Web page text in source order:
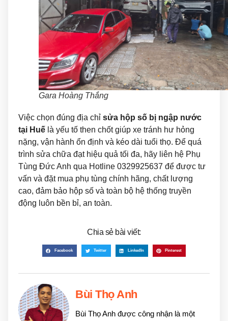
Gara Hoàng Thắng
Việc chọn đúng địa chỉ sửa hộp số bị ngập nước
tại Huế là yếu tố then chốt giúp xe tránh hư hỏng
nặng, vận hành ổn định và kéo dài tuổi thọ. Để quá
trình sửa chữa đạt hiệu quả tối đa, hãy liên hệ Phụ
Tùng Đức Anh qua Hotline 0329925637 để được tư
vấn và đặt mua phụ tùng chính hãng, chất lượng
cao, đảm bảo hộp số và toàn bộ hệ thống truyền
động luôn bền bỉ, an toàn.
Chia sẻ bài viết:
Facebook Twitter LinkedIn Pinterest
Bùi Thọ Anh
Bùi Thọ Anh được công nhận là một